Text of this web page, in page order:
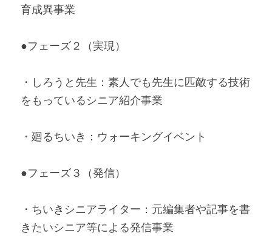
育成異事業
●フェーズ２（実現）
・しろうと先生：素人でも先生に匹敵する技術
をもっているシニア紹介事業
・廻るちいき：ウォーキングイベント
●フェーズ３（発信）
・ちいきシニアライター：元編集者や記事を書
きたいシニア等による発信事業